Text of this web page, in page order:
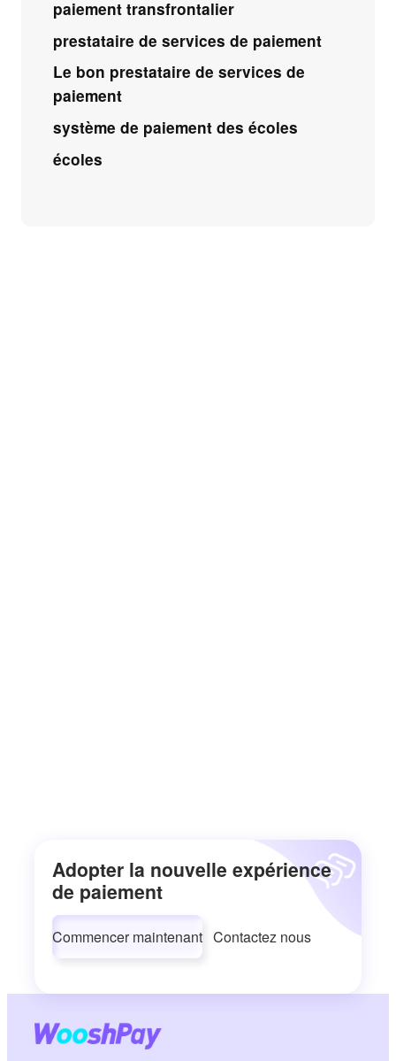
paiement transfrontalier
prestataire de services de paiement
Le bon prestataire de services de
paiement
système de paiement des écoles
écoles
Adopter la nouvelle expérience
de paiement
Commencer maintenant Contactez nous